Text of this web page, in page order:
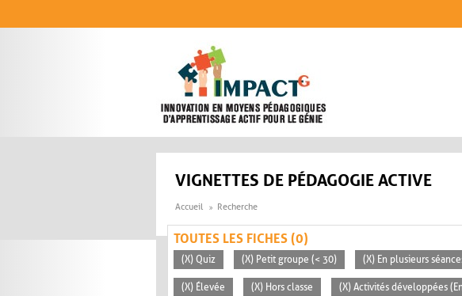
VIGNETTES DE PÉDAGOGIE ACTIVE
Accueil Recherche
TOUTES LES FICHES (0)
(X) Quiz (X) Petit groupe (< 30) (X) En plusieurs
(X) Élevée (X) Hors classe (X) Activités développées